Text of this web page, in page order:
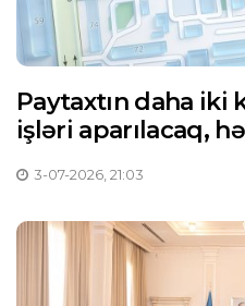
Paytaxtın daha
işləri aparılacaq,
3-07-2026, 21:03